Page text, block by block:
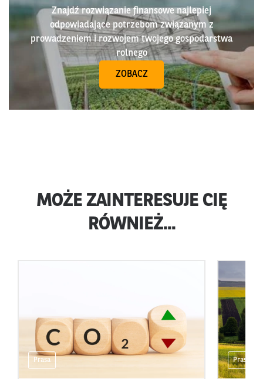
Znajdź rozwiązanie finansowe najlepiej
odpowiadające potrzebom związanym z
prowadzeniem i rozwojem twojego gospodarstwa
rolnego
ZOBACZ
MOŻE ZAINTERESUJE CIĘ
RÓWNIEŻ...
Prasa Prasa